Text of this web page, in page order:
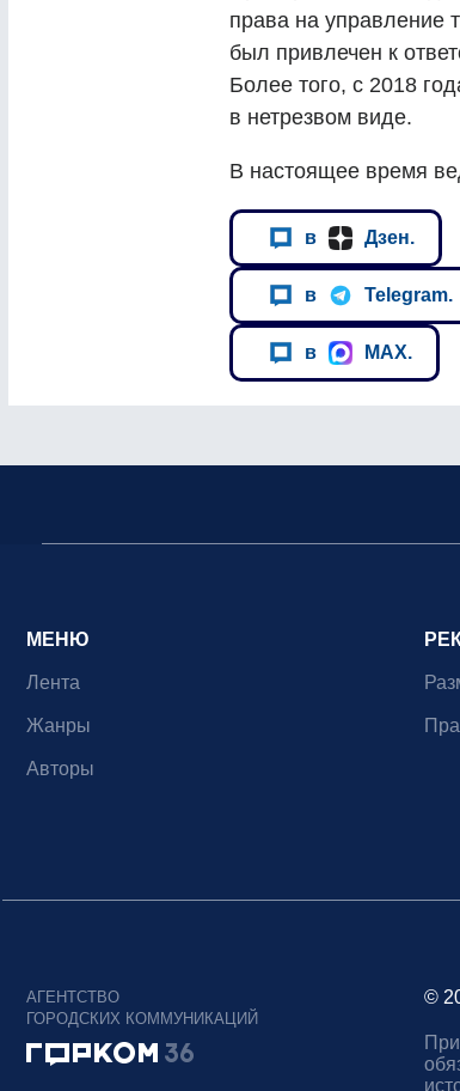
права на управление
был привлечен к
Более того, с 2018
в нетрезвом виде.
В настоящее время
в Дзен.
в Telegram.
в MAX.
МЕНЮ
Лента
Жанры
Авторы
АГЕНТСТВО
ГОРОДСКИХ КОММУНИКАЦИЙ
©